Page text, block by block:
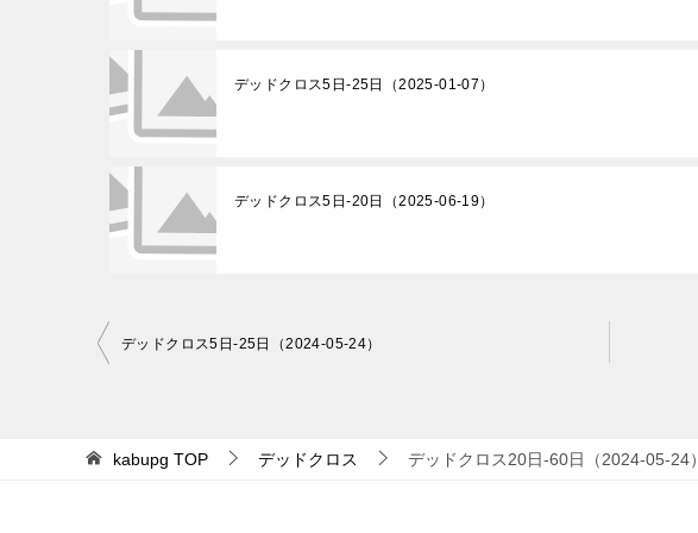
デッドクロス5日-25日（2025-01-07）
デッドクロス5日-20日（2025-06-19）
投
ビ
デッドクロス5日-25日（2024-05-24）
kabupg TOP デッドクロス デッドクロス20日-60日（2024-05-24）